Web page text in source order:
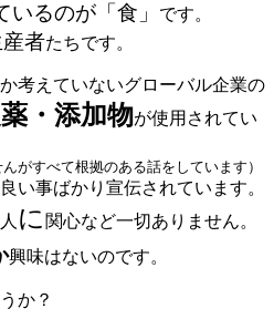
るのが「食」
です。
者たちです。
考えていないグローバル企業の
・添加物が使用されてい
がすべて根拠のある話をしています）
い事ばかり宣伝されています。
に 関心など一切ありません。
興味はないのです。
か？